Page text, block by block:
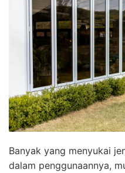
Banyak yang menyukai
dalam penggunaannya,